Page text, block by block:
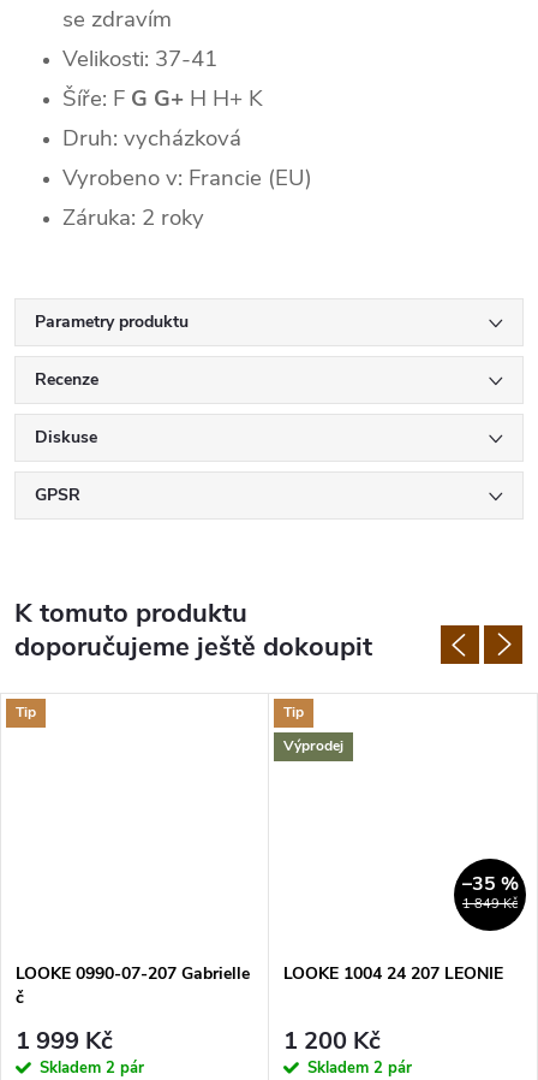
se zdravím
Velikosti: 37-41
Šíře: F G G+ H H+ K
Druh: vycházková
Vyrobeno v: Francie (EU)
Záruka: 2 roky
Parametry produktu
Recenze
Diskuse
GPSR
K tomuto produktu
doporučujeme ještě dokoupit
Tip
LOOKE 0990-07-207 Gabrielle
č
1 999 Kč
Skladem 2 pár
Tip
Výprodej
1 849 Kč
–35 %
LOOKE 1004 24 207 LEONIE
1 200 Kč
Skladem 2 pár